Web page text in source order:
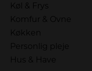
Køl & Frys
Komfur & Ovne
Køkken
Personlig pleje
Hus & Have